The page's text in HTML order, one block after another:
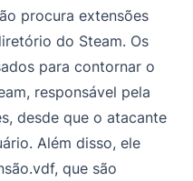
procura extensões
do Steam. Os
para contornar o
responsável pela
desde que o atacante
Além disso, ele
que são